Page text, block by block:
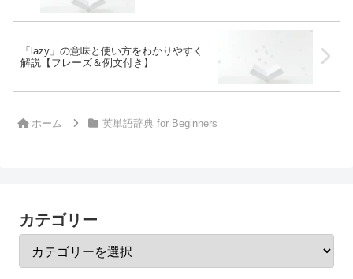
「lazy」の意味と使い方をわかりやすく
解説【フレーズ＆例文付き】
ホーム 英単語辞典 for Beginners
カテゴリー